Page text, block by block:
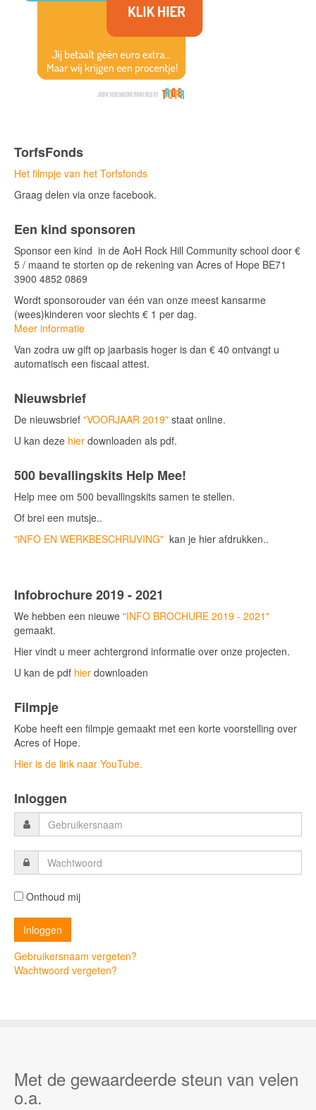
TorfsFonds
Het filmpje van het Torfsfonds
Graag delen via onze facebook.
Een kind sponsoren
Sponsor een kind in de AoH Rock Hill Community school door €
5 / maand te storten op de rekening van Acres of Hope BE71
3900 4852 0869
Wordt sponsorouder van één van onze meest kansarme
(wees)kinderen voor slechts € 1 per dag.
Meer informatie
Van zodra uw gift op jaarbasis hoger is dan € 40 ontvangt u
automatisch een fiscaal attest.
Nieuwsbrief
De nieuwsbrief "VOORJAAR 2019" staat online.
U kan deze hier downloaden als pdf.
500 bevallingskits Help Mee!
Help mee om 500 bevallingskits samen te stellen.
Of brei een mutsje..
"iNFO EN WERKBESCHRIJVING" kan je hier afdrukken..
Infobrochure 2019 - 2021
We hebben een nieuwe "INFO BROCHURE 2019 - 2021"
gemaakt.
Hier vindt u meer achtergrond informatie over onze projecten.
U kan de pdf hier downloaden
Filmpje
Kobe heeft een filmpje gemaakt met een korte voorstelling over
Acres of Hope.
Hier is de link naar YouTube.
Inloggen
Onthoud mij
Gebruikersnaam vergeten?
Wachtwoord vergeten?
Met de gewaardeerde steun van velen
o.a.